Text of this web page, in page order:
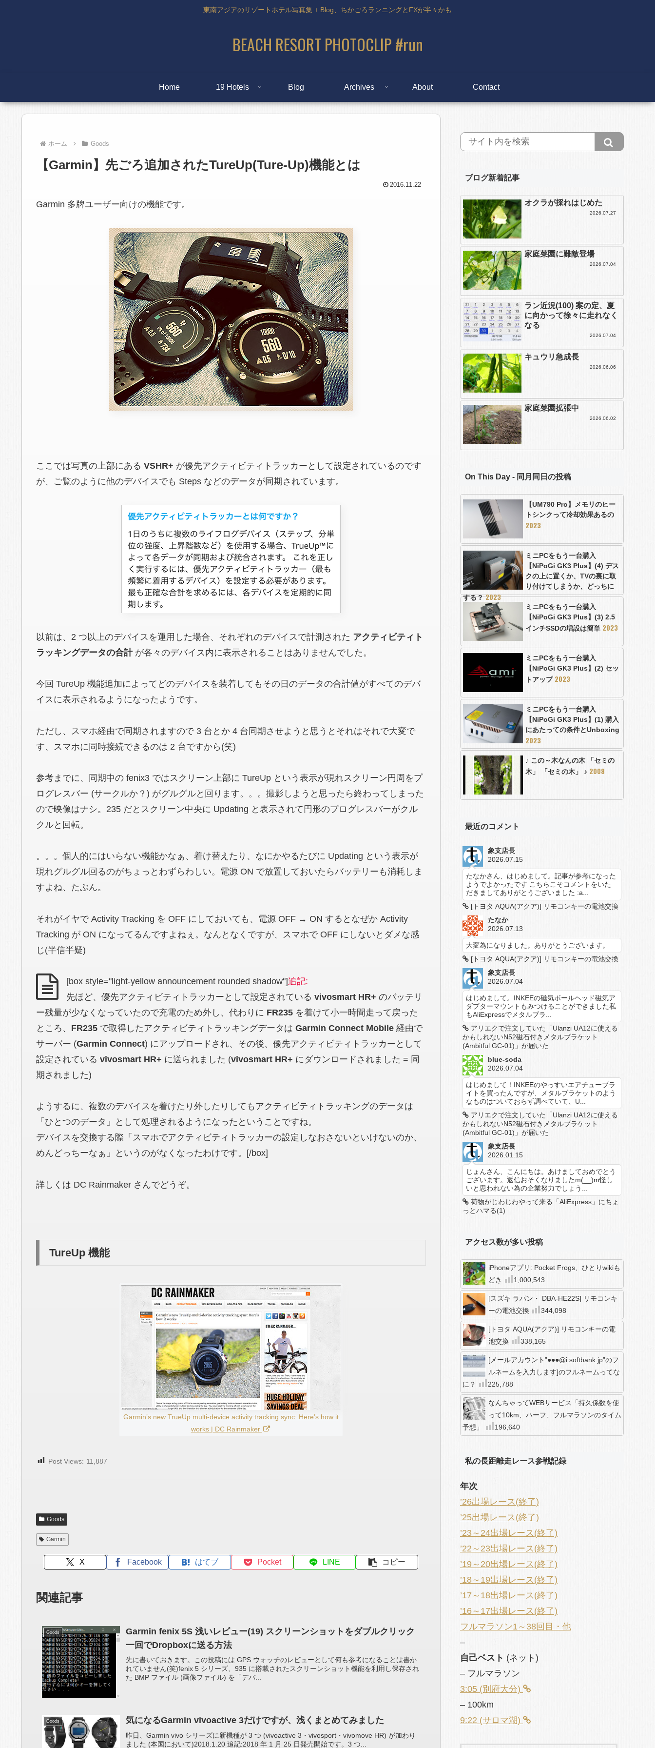
東南アジアのリゾートホテル写真集 + Blog、ちかごろランニングとFXが半々かも
BEACH RESORT PHOTOCLIP #run
Home 19 Hotels Blog Archives About Contact
ホーム Goods
【Garmin】先ごろ追加されたTureUp(Ture-Up)機能とは
2016.11.22
Garmin 多牌ユーザー向けの機能です。
ここでは写真の上部にある VSHR+ が優先アクティビティトラッカーとして設定されているのです
が、ご覧のように他のデバイスでも Steps などのデータが同期されています。
以前は、2 つ以上のデバイスを運用した場合、それぞれのデバイスで計測された アクティビティト
ラッキングデータの合計が各々のデバイス内に表示されることはありませんでした。
今回 TureUp 機能追加によってどのデバイスを装着してもその日のデータの合計値がすべてのデバ
イスに表示されるようになったようです。
ただし、スマホ経由で同期されますので 3 台とか 4 台同期させようと思うとそれはそれで大変で
す、スマホに同時接続できるのは 2 台ですから(笑)
参考までに、同期中の fenix3 ではスクリーン上部に TureUp という表示が現れスクリーン円周をプ
ログレスバー (サークルか？) がグルグルと回ります。。。撮影しようと思ったら終わってしまった
ので映像はナシ。235 だとスクリーン中央に Updating と表示されて円形のプログレスバーがクル
クルと回転。
。。。個人的にはいらない機能かなぁ、着け替えたり、なにかやるたびに Updating という表示が
現れグルグル回るのがちょっとわずらわしい。電源 ON で放置しておいたらバッテリーも消耗しま
すよね、たぶん。
それがイヤで Activity Tracking を OFF にしておいても、電源 OFF → ON するとなぜか Activity
Tracking が ON になってるんですよねぇ。なんとなくですが、スマホで OFF にしないとダメな感
じ(半信半疑)
[box style="light-yellow announcement rounded shadow"]追記:
先ほど、優先アクティビティトラッカーとして設定されているvivosmart HR+ のバッテリ
ー残量が少なくなっていたので充電のため外し、代わりに FR235 を着けて小一時間走って戻った
ところ、 FR235 で取得したアクティビティトラッキングデータは Garmin Connect Mobile 経由で
サーバー (Garmin Connect) にアップロードされ、その後、優先アクティビティトラッカーとして
設定されている vivosmart HR+ に送られました (vivosmart HR+ にダウンロードされました = 同
期されました)
ようするに、複数のデバイスを着けたり外したりしてもアクティビティトラッキングのデータは
「ひとつのデータ」として処理されるようになったということですね。
デバイスを交換する際「スマホでアクティビティトラッカーの設定しなおさないといけないのか、
めんどっちーなぁ」というのがなくなったわけです。[/box]
詳しくは DC Rainmaker さんでどうぞ。
TureUp 機能
Garmin’s new TrueUp multi-device activity tracking sync: Here’s how it
works | DC Rainmaker
Post Views: 11,887
Goods
Garmin
X Facebook はてブ Pocket LINE コピー
関連記事
Goods
Garmin fenix 5S 浅いレビュー(19) スクリーンショットをダブルクリック
一回でDropboxに送る方法
先に書いておきます。この投稿には GPS ウォッチのレビューとして何も参考になることは書か
れていません(笑)fenix 5 シリーズ、935 に搭載されたスクリーンショット機能を利用し保存され
た BMP ファイル (画像ファイル) を「デバ...
Goods 気になるGarmin vivoactive 3だけですが、浅くまとめてみました
昨日、Garmin vivo シリーズに新機種が 3 つ (vivoactive 3・vivosport・vivomove HR) が加わり
ました (本国において)2018.1.20 追記:2018 年 1 月 25 日発売開始です。3 つ...
ブログ新着記事
オクラが採れはじめた
2026.07.27
家庭菜園に難敵登場
2026.07.04
ラン近況(100) 案の定、夏
に向かって徐々に走れなく
なる
2026.07.04
キュウリ急成長
2026.06.06
家庭菜園拡張中
2026.06.02
On This Day - 同月同日の投稿
【UM790 Pro】メモリのヒー
トシンクって冷却効果あるの
2023
ミニPCをもう一台購入
【NiPoGi GK3 Plus】(4) デス
クの上に置くか、TVの裏に取
り付けてしまうか、どっちに
する？2023
ミニPCをもう一台購入
【NiPoGi GK3 Plus】(3) 2.5
インチSSDの増設は簡単 2023
ミニPCをもう一台購入
【NiPoGi GK3 Plus】(2) セッ
トアップ 2023
ミニPCをもう一台購入
【NiPoGi GK3 Plus】(1) 購入
にあたっての条件とUnboxing
2023
♪ この～木なんの木 「セミの
木」 「セミの木」 ♪ 2008
最近のコメント
象支店長
2026.07.15
たなかさん、はじめまして。記事が参考になった
ようでよかったです こちらこそコメントをいた
だきましてありがとうございました :a...
[トヨタ AQUA(アクア)] リモコンキーの電池交換
たなか
2026.07.13
大変為になりました。ありがとうございます。
[トヨタ AQUA(アクア)] リモコンキーの電池交換
象支店長
2026.07.04
はじめまして。INKEEの磁気ボールヘッド磁気ア
ダプターマウントもみつけることができました私
もAliExpressでメタルブラ...
アリエクで注文していた「Ulanzi UA12に使える
かもしれないN52磁石付きメタルブラケット
(Ambitful GC-01)」が届いた
blue-soda
2026.07.04
はじめまして！INKEEのやっすいエアチューブラ
イトを買ったんですが、メタルブラケットのよう
なものはついておらず調べていて、U...
アリエクで注文していた「Ulanzi UA12に使える
かもしれないN52磁石付きメタルブラケット
(Ambitful GC-01)」が届いた
象支店長
2026.01.15
じょんさん、こんにちは。あけましておめでとう
ございます。返信おそくなりましたm(__)m怪し
いと思われない為の企業努力でしょう...
荷物がじわじわやって来る「AliExpress」にちょ
っとハマる(1)
アクセス数が多い投稿
iPhoneアプリ: Pocket Frogs、ひとりwikiも
どき
1,000,543
[スズキ ラパン・ DBA-HE22S] リモコンキ
ーの電池交換
344,098
[トヨタ AQUA(アクア)] リモコンキーの電
池交換
338,165
[メールアカウント”●●●@i.softbank.jp”のフ
ルネームを入力します]のフルネームってな
に？
225,788
なんちゃってWEBサービス「持久係数を使
って10km、ハーフ、フルマラソンのタイム
予想」
196,640
私の長距離走レース参戦記録
年次
’26出場レース(終了)
’25出場レース(終了)
’23～24出場レース(終了)
’22～23出場レース(終了)
’19～20出場レース(終了)
’18～19出場レース(終了)
’17～18出場レース(終了)
’16～17出場レース(終了)
フルマラソン1～38回目・他
–
自己ベスト (ネット)
– フルマラソン
3:05 (別府大分)
– 100km
9:22 (サロマ湖)